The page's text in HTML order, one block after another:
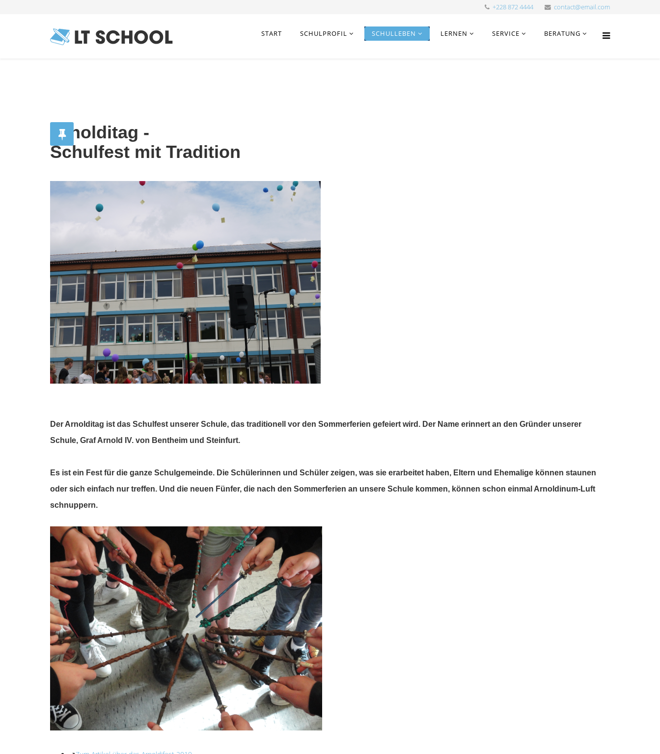
+228 872 4444 contact@email.com
START SCHULPROFIL SCHULLEBEN LERNEN SERVICE BERATUNG
Arnolditag -
Schulfest mit Tradition
Der Arnolditag ist das Schulfest unserer Schule, das traditionell vor den Sommerferien gefeiert wird. Der Name erinnert an den Gründer unserer
Schule, Graf Arnold IV. von Bentheim und Steinfurt.
Es ist ein Fest für die ganze Schulgemeinde. Die Schülerinnen und Schüler zeigen, was sie erarbeitet haben, Eltern und Ehemalige können staunen
oder sich einfach nur treffen. Und die neuen Fünfer, die nach den Sommerferien an unsere Schule kommen, können schon einmal Arnoldinum-Luft
schnuppern.